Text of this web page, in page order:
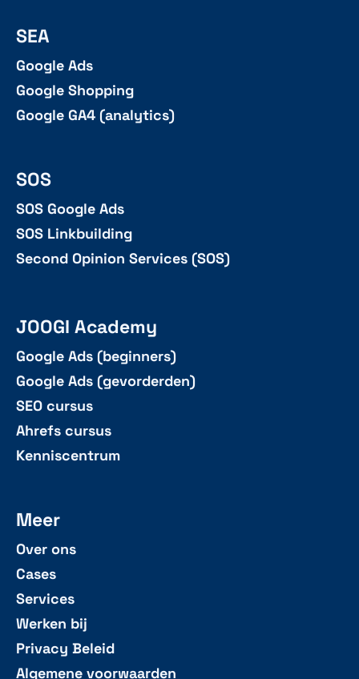
SEA
Google Ads
Google Shopping
Google GA4 (analytics)
SOS
SOS Google Ads
SOS Linkbuilding
Second Opinion Services (SOS)
JOOGI Academy
Google Ads (beginners)
Google Ads (gevorderden)
SEO cursus
Ahrefs cursus
Kenniscentrum
Meer
Over ons
Cases
Services
Werken bij
Privacy Beleid
Algemene voorwaarden